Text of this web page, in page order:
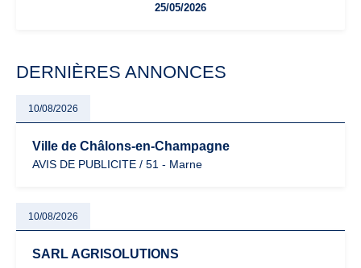
facturation ou risque de bascule vers la TVA : les règles
25/05/2026
DERNIÈRES ANNONCES
10/08/2026
Ville de Châlons-en-Champagne
AVIS DE PUBLICITE / 51 - Marne
10/08/2026
SARL AGRISOLUTIONS